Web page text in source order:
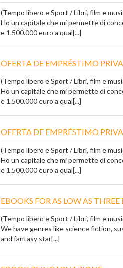
(Tempo libero e Sport / Libri, film e
Ho un capitale che mi permette di
e 1.500.000 euro a qual[...]
OFERTA DE EMPRÉSTIMO
(Tempo libero e Sport / Libri, film e
Ho un capitale che mi permette di
e 1.500.000 euro a qual[...]
OFERTA DE EMPRÉSTIMO
(Tempo libero e Sport / Libri, film e
Ho un capitale che mi permette di
e 1.500.000 euro a qual[...]
EBOOKS FOR AS LOW AS THREE
(Tempo libero e Sport / Libri, film e
We have genres like science fiction,
and fantasy star[...]